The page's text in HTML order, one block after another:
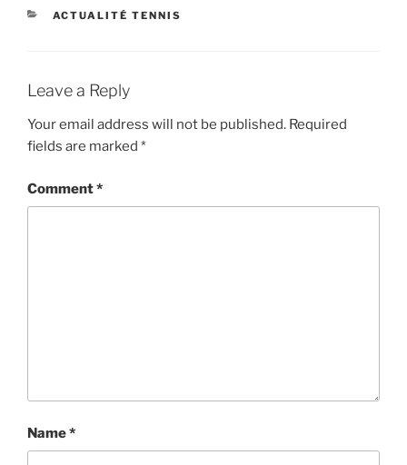
CATEGORIES
ACTUALITÉ TENNIS
Leave a Reply
Your email address will not be published. Required
fields are marked *
Comment*
Name*